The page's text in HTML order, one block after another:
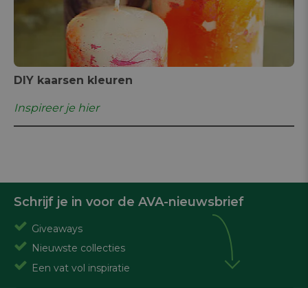
DIY kaarsen kleuren
Inspireer je hier
Schrijf je in voor de AVA-nieuwsbrief
Giveaways
Nieuwste collecties
Een vat vol inspiratie